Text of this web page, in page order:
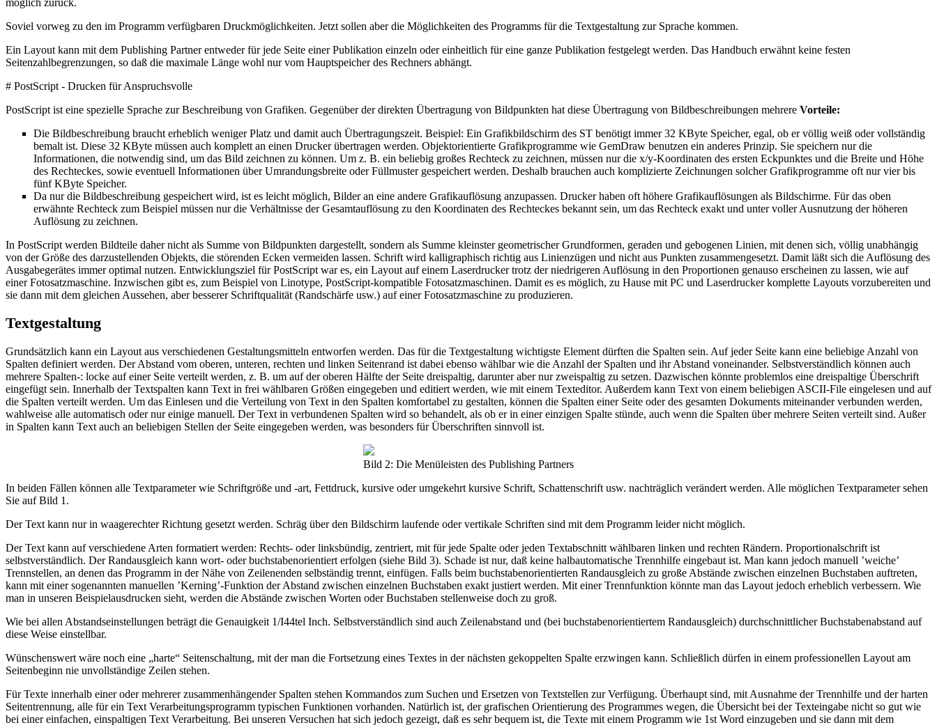
Soviel vorweg zu den im Programm verfügbaren Druckmöglichkeiten. Jetzt sollen aber die Möglichkeiten des Programms für die Textgestaltung zur Sprache kommen.
Ein Layout kann mit dem Publishing Partner entweder für jede Seite einer Publikation einzeln oder einheitlich für eine ganze Publikation festgelegt werden. Das Handbuch erwähnt keine festen
Seitenzahlbegrenzungen, so daß die maximale Länge wohl nur vom Hauptspeicher des Rechners abhängt.
# PostScript - Drucken für Anspruchsvolle
PostScript ist eine spezielle Sprache zur Beschreibung von Grafiken. Gegenüber der direkten Übertragung von Bildpunkten hat diese Übertragung von Bildbeschreibungen mehrere Vorteile:
Die Bildbeschreibung braucht erheblich weniger Platz und damit auch Übertragungszeit. Beispiel: Ein Grafikbildschirm des ST benötigt immer 32 KByte Speicher, egal, ob er völlig weiß oder vollständig
bemalt ist. Diese 32 KByte müssen auch komplett an einen Drucker übertragen werden. Objektorientierte Grafikprogramme wie GemDraw benutzen ein anderes Prinzip. Sie speichern nur die
Informationen, die notwendig sind, um das Bild zeichnen zu können. Um z. B. ein beliebig großes Rechteck zu zeichnen, müssen nur die x/y-Koordinaten des ersten Eckpunktes und die Breite und Höhe
des Rechteckes, sowie eventuell Informationen über Umrandungsbreite oder Füllmuster gespeichert werden. Deshalb brauchen auch komplizierte Zeichnungen solcher Grafikprogramme oft nur vier bis
fünf KByte Speicher.
Da nur die Bildbeschreibung gespeichert wird, ist es leicht möglich, Bilder an eine andere Grafikauflösung anzupassen. Drucker haben oft höhere Grafikauflösungen als Bildschirme. Für das oben
erwähnte Rechteck zum Beispiel müssen nur die Verhältnisse der Gesamtauflösung zu den Koordinaten des Rechteckes bekannt sein, um das Rechteck exakt und unter voller Ausnutzung der höheren
Auflösung zu zeichnen.
In PostScript werden Bildteile daher nicht als Summe von Bildpunkten dargestellt, sondern als Summe kleinster geometrischer Grundformen, geraden und gebogenen Linien, mit denen sich, völlig unabhängig
von der Größe des darzustellenden Objekts, die störenden Ecken vermeiden lassen. Schrift wird kalligraphisch richtig aus Linienzügen und nicht aus Punkten zusammengesetzt. Damit läßt sich die Auflösung des
Ausgabegerätes immer optimal nutzen. Entwicklungsziel für PostScript war es, ein Layout auf einem Laserdrucker trotz der niedrigeren Auflösung in den Proportionen genauso erscheinen zu lassen, wie auf
einer Fotosatzmaschine. Inzwischen gibt es, zum Beispiel von Linotype, PostScript-kompatible Fotosatzmaschinen. Damit es es möglich, zu Hause mit PC und Laserdrucker komplette Layouts vorzubereiten und
sie dann mit dem gleichen Aussehen, aber besserer Schriftqualität (Randschärfe usw.) auf einer Fotosatzmaschine zu produzieren.
Textgestaltung
Grundsätzlich kann ein Layout aus verschiedenen Gestaltungsmitteln entworfen werden. Das für die Textgestaltung wichtigste Element dürften die Spalten sein. Auf jeder Seite kann eine beliebige Anzahl von
Spalten definiert werden. Der Abstand vom oberen, unteren, rechten und linken Seitenrand ist dabei ebenso wählbar wie die Anzahl der Spalten und ihr Abstand voneinander. Selbstverständlich können auch
mehrere Spalten-: locke auf einer Seite verteilt werden, z. B. um auf der oberen Hälfte der Seite dreispaltig, darunter aber nur zweispaltig zu setzen. Dazwischen könnte problemlos eine dreispaltige Überschrift
eingefügt sein. Innerhalb der Textspalten kann Text in frei wählbaren Größen eingegeben und editiert werden, wie mit einem Texteditor. Außerdem kann Text von einem beliebigen ASCII-File eingelesen und auf
die Spalten verteilt werden. Um das Einlesen und die Verteilung von Text in den Spalten komfortabel zu gestalten, können die Spalten einer Seite oder des gesamten Dokuments miteinander verbunden werden,
wahlweise alle automatisch oder nur einige manuell. Der Text in verbundenen Spalten wird so behandelt, als ob er in einer einzigen Spalte stünde, auch wenn die Spalten über mehrere Seiten verteilt sind. Außer
in Spalten kann Text auch an beliebigen Stellen der Seite eingegeben werden, was besonders für Überschriften sinnvoll ist.
Bild 2: Die Menüleisten des Publishing Partners
In beiden Fällen können alle Textparameter wie Schriftgröße und -art, Fettdruck, kursive oder umgekehrt kursive Schrift, Schattenschrift usw. nachträglich verändert werden. Alle möglichen Textparameter sehen
Sie auf Bild 1.
Der Text kann nur in waagerechter Richtung gesetzt werden. Schräg über den Bildschirm laufende oder vertikale Schriften sind mit dem Programm leider nicht möglich.
Der Text kann auf verschiedene Arten formatiert werden: Rechts- oder linksbündig, zentriert, mit für jede Spalte oder jeden Textabschnitt wählbaren linken und rechten Rändern. Proportionalschrift ist
selbstverständlich. Der Randausgleich kann wort- oder buchstabenorientiert erfolgen (siehe Bild 3). Schade ist nur, daß keine halbautomatische Trennhilfe eingebaut ist. Man kann jedoch manuell ’weiche’
Trennstellen, an denen das Programm in der Nähe von Zeilenenden selbständig trennt, einfügen. Falls beim buchstabenorientierten Randausgleich zu große Abstände zwischen einzelnen Buchstaben auftreten,
kann mit einer sogenannten manuellen ’Kerning’-Funktion der Abstand zwischen einzelnen Buchstaben exakt justiert werden. Mit einer Trennfunktion könnte man das Layout jedoch erheblich verbessern. Wie
man in unseren Beispielausdrucken sieht, werden die Abstände zwischen Worten oder Buchstaben stellenweise doch zu groß.
Wie bei allen Abstandseinstellungen beträgt die Genauigkeit 1/I44tel Inch. Selbstverständlich sind auch Zeilenabstand und (bei buchstabenorientiertem Randausgleich) durchschnittlicher Buchstabenabstand auf
diese Weise einstellbar.
Wünschenswert wäre noch eine „harte“ Seitenschaltung, mit der man die Fortsetzung eines Textes in der nächsten gekoppelten Spalte erzwingen kann. Schließlich dürfen in einem professionellen Layout am
Seitenbeginn nie unvollständige Zeilen stehen.
Für Texte innerhalb einer oder mehrerer zusammenhängender Spalten stehen Kommandos zum Suchen und Ersetzen von Textstellen zur Verfügung. Überhaupt sind, mit Ausnahme der Trennhilfe und der harten
Seitentrennung, alle für ein Text Verarbeitungsprogramm typischen Funktionen vorhanden. Natürlich ist, der grafischen Orientierung des Programmes wegen, die Übersicht bei der Texteingabe nicht so gut wie
bei einer einfachen, einspaltigen Text Verarbeitung. Bei unseren Versuchen hat sich jedoch gezeigt, daß es sehr bequem ist, die Texte mit einem Programm wie 1st Word einzugeben und sie dann mit dem